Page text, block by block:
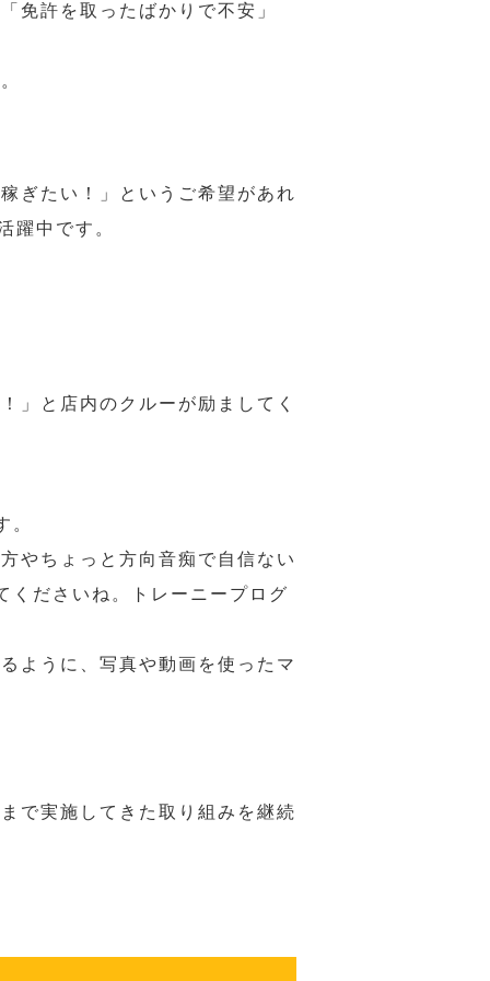
免許を取ったばかりで不安」
ぎたい！」というご希望があれ
躍中です。
」と店内のクルーが励ましてく
。
やちょっと方向音痴で自信ない
ださいね。トレーニープログ
ように、写真や動画を使ったマ
で実施してきた取り組みを継続